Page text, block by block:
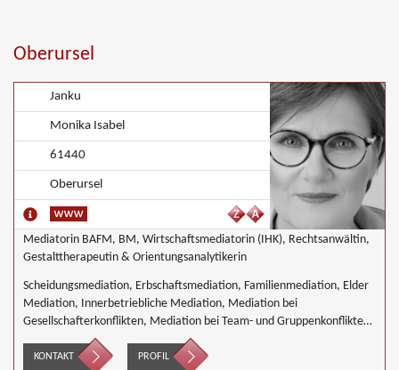
Oberursel
Janku
Monika Isabel
61440
Oberursel
Mediatorin BAFM, BM, Wirtschaftsmediatorin (IHK), Rechtsanwältin,
Gestalttherapeutin & Orientungsanalytikerin
Scheidungsmediation, Erbschaftsmediation, Familienmediation, Elder
Mediation, Innerbetriebliche Mediation, Mediation bei
Gesellschafterkonflikten, Mediation bei Team- und Gruppenkonflikten,
Mediation von Unternehmensnachfolgen, Nachbarschaftsmediation,
Wirtschaftsmediation
KONTAKT PROFIL